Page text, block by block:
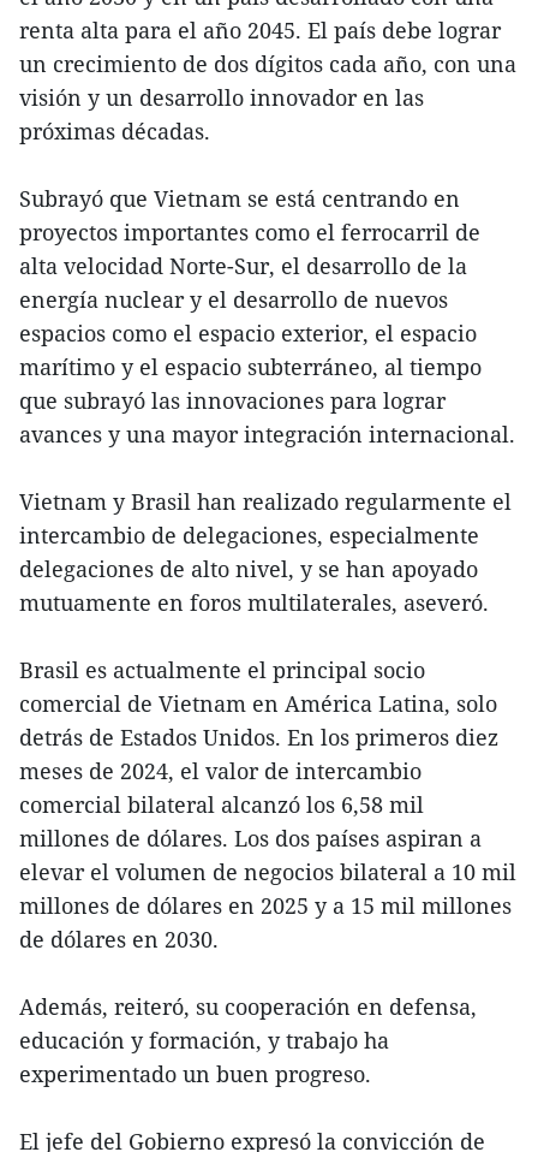
renta alta para el año 2045. El país debe lograr
un crecimiento de dos dígitos cada año, con una
visión y un desarrollo innovador en las
próximas décadas.
Subrayó que Vietnam se está centrando en
proyectos importantes como el ferrocarril de
alta velocidad Norte-Sur, el desarrollo de la
energía nuclear y el desarrollo de nuevos
espacios como el espacio exterior, el espacio
marítimo y el espacio subterráneo, al tiempo
que subrayó las innovaciones para lograr
avances y una mayor integración internacional.
Vietnam y Brasil han realizado regularmente el
intercambio de delegaciones, especialmente
delegaciones de alto nivel, y se han apoyado
mutuamente en foros multilaterales, aseveró.
Brasil es actualmente el principal socio
comercial de Vietnam en América Latina, solo
detrás de Estados Unidos. En los primeros diez
meses de 2024, el valor de intercambio
comercial bilateral alcanzó los 6,58 mil
millones de dólares. Los dos países aspiran a
elevar el volumen de negocios bilateral a 10 mil
millones de dólares en 2025 y a 15 mil millones
de dólares en 2030.
Además, reiteró, su cooperación en defensa,
educación y formación, y trabajo ha
experimentado un buen progreso.
El jefe del Gobierno expresó la convicción de